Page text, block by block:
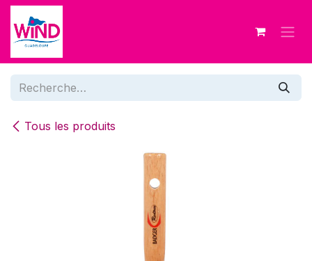
Se rendre au contenu
Tous les produits